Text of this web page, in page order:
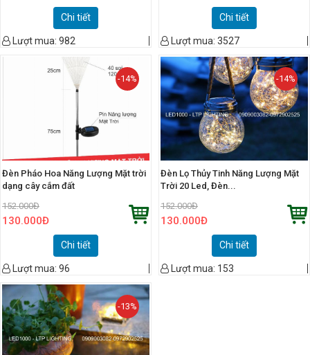
Chi tiết
Lượt mua: 982
Chi tiết
Lượt mua: 3527
-14%
Đèn Pháo Hoa Năng Lượng Mặt trời
dạng cây cắm đất
152.000Đ
130.000Đ
Chi tiết
Lượt mua: 96
-14%
Đèn Lọ Thủy Tinh Năng Lượng Mặt
Trời 20 Led, Đèn...
152.000Đ
130.000Đ
Chi tiết
Lượt mua: 153
-13%